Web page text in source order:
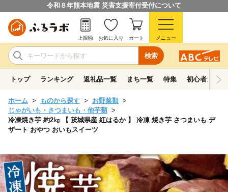
令和８年熊本地震 災害支援寄付受付について
検索
上限額 お気に入り カート メニュー
トップ ランキング 返礼品一覧 まち一覧 特集 初心者ガイド
ホーム ものから探す
お野菜類
じゃがいも・さつまいも・他芋類
冷凍焼き芋 約2㎏ 【 茨城県産 紅はるか 】 冷凍 焼き芋 さつまいも デ
ザート おやつ おいもスイーツ